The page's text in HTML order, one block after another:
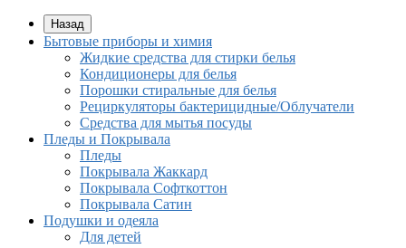
Назад
Бытовые приборы и химия
Жидкие средства для стирки белья
Кондиционеры для белья
Порошки стиральные для белья
Рециркуляторы бактерицидные/Облучатели
Средства для мытья посуды
Пледы и Покрывала
Пледы
Покрывала Жаккард
Покрывала Софткоттон
Покрывала Сатин
Подушки и одеяла
Для детей